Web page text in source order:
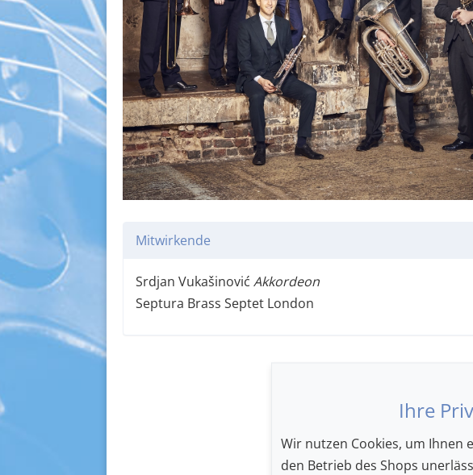
Mitwirkende
Srdjan Vukašinović Akkordeon
Septura Brass Septet London
Ihre
Wir nutzen Cookies, um Ihnen
den Betrieb des Shops